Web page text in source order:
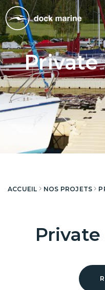
ACCUEIL NOS PROJETS